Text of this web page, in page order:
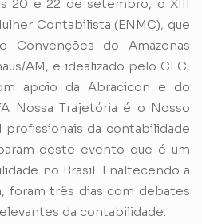
20 e 22 de setembro, o XIII
Contabilista (ENMC), que
Convenções do Amazonas
AM, e idealizado pelo CFC,
apoio da Abracicon e do
Nossa Trajetória é o Nosso
profissionais da contabilidade
deste evento que é um
no Brasil. Enaltecendo a
foram três dias com debates
da contabilidade.